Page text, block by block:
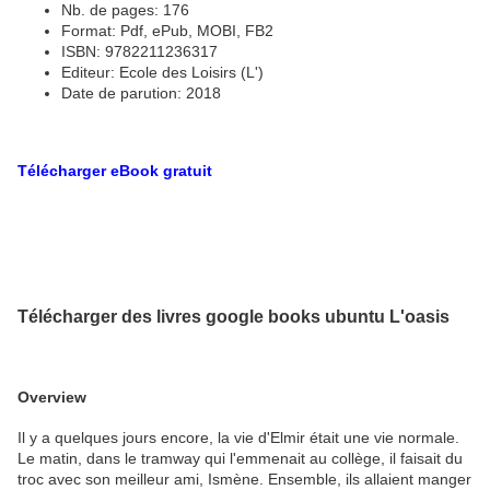
Nb. de pages: 176
Format: Pdf, ePub, MOBI, FB2
ISBN: 9782211236317
Editeur: Ecole des Loisirs (L')
Date de parution: 2018
Télécharger eBook gratuit
Télécharger des livres google books ubuntu L'oasis
Overview
Il y a quelques jours encore, la vie d'Elmir était une vie normale.
Le matin, dans le tramway qui l'emmenait au collège, il faisait du
troc avec son meilleur ami, Ismène. Ensemble, ils allaient manger